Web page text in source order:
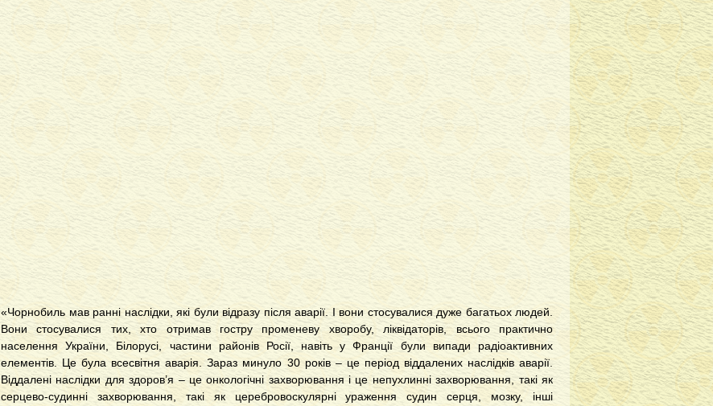
«Чорнобиль мав ранні наслідки, які були відразу після аварії. І вони стосувалися дуже багатьох людей.
Вони стосувалися тих, хто отримав гостру променеву хворобу, ліквідаторів, всього практично
населення України, Білорусі, частини районів Росії, навіть у Франції були випади радіоактивних
елементів. Це була всесвітня аварія. Зараз минуло 30 років – це період віддалених наслідків аварії.
Віддалені наслідки для здоров’я – це онкологічні захворювання і це непухлинні захворювання, такі як
серцево-судинні захворювання, такі як церебровоскулярні ураження судин серця, мозку, інші